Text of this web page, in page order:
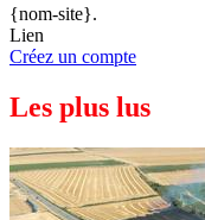
{nom-site}.
Lien
Créez un compte
Les plus lus